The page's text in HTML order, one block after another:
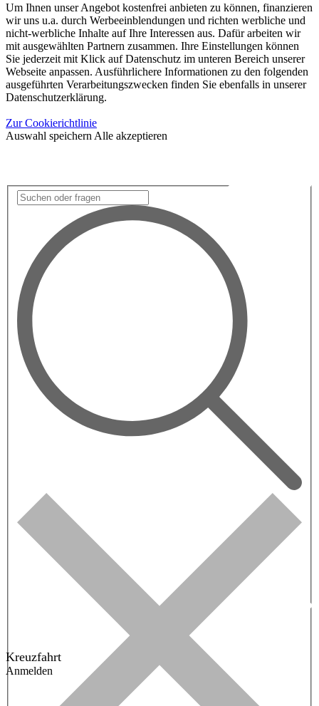
Um Ihnen unser Angebot kostenfrei anbieten zu können, finanzieren
wir uns u.a. durch Werbeeinblendungen und richten werbliche und
nicht-werbliche Inhalte auf Ihre Interessen aus. Dafür arbeiten wir
mit ausgewählten Partnern zusammen. Ihre Einstellungen können
Sie jederzeit mit Klick auf Datenschutz im unteren Bereich unserer
Webseite anpassen. Ausführlichere Informationen zu den folgenden
ausgeführten Verarbeitungszwecken finden Sie ebenfalls in unserer
Datenschutzerklärung.
Zur Cookierichtlinie
Auswahl speichern Alle akzeptieren
Kreuzfahrt
Anmelden